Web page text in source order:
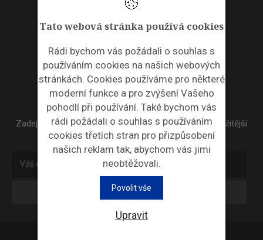
Tato webová stránka používá cookies
Rádi bychom vás požádali o souhlas s
používáním cookies na našich webových
stránkách. Cookies používáme pro některé
moderní funkce a pro zvýšení Vašeho
pohodlí při používání. Také bychom vás
rádi požádali o souhlas s používáním
cookies třetích stran pro přizpůsobení
našich reklam tak, abychom vás jimi
neobtěžovali.
Povolit vše
Upravit
Akce
ODPADNÍ PLASTY
NEWSLETTER
Zadejte váš email a my Vám budeme zasílat ty nejdůležitější
informace, maximálně 1x týdně.
Odebírat